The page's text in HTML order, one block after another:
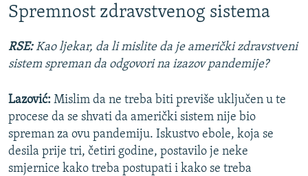
Spremnost zdravstvenog sistema
RSE:Kao ljekar, da li mislite da je američki zdravstveni
sistem spreman da odgovori na izazov pandemije?
Lazović: Mislim da ne treba biti previše uključen u te
procese da se shvati da američki sistem nije bio
spreman za ovu pandemiju. Iskustvo ebole, koja se
desila prije tri, četiri godine, postavilo je neke
smjernice kako treba postupati i kako se treba